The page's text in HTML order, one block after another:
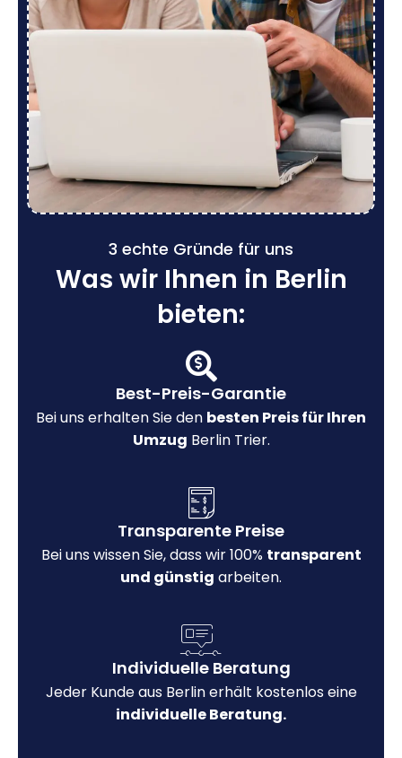
3 echte Gründe für uns
Was wir Ihnen in Berlin
bieten:
Best-Preis-Garantie
Bei uns erhalten Sie den besten Preis für Ihren
Umzug Berlin Trier.
Transparente Preise
Bei uns wissen Sie, dass wir 100% transparent
und günstig arbeiten.
Individuelle Beratung
Jeder Kunde aus Berlin erhält kostenlos eine
individuelle Beratung.